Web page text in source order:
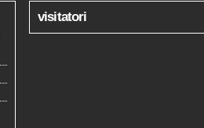
visitatori